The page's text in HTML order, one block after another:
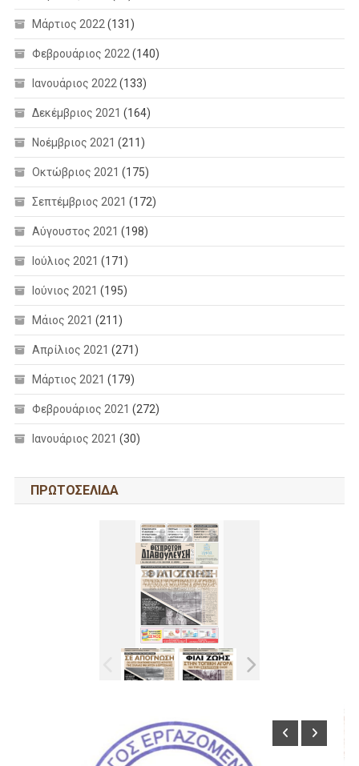
Μάρτιος 2022(131)
Φεβρουάριος 2022(140)
Ιανουάριος 2022(133)
Δεκέμβριος 2021 (164)
Νοέμβριος 2021 (211)
Οκτώβριος 2021 (175)
Σεπτέμβριος 2021 (172)
Αύγουστος 2021 (198)
Ιούλιος 2021 (171)
Ιούνιος 2021 (195)
Μάιος 2021 (211)
Απρίλιος 2021 (271)
Μάρτιος 2021 (179)
Φεβρουάριος 2021 (272)
Ιανουάριος 2021 (30)
ΠΡΩΤΟΣΕΛΙΔΑ